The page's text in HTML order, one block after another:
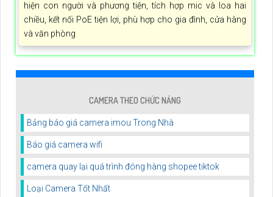
hiện con người và phương tiện, tích hợp mic và loa hai
chiều, kết nối PoE tiện lợi, phù hợp cho gia đình, cửa hàng
và văn phòng
CAMERA THEO CHỨC NĂNG
Bảng báo giá camera imou Trong Nhà
Báo giá camera wifi
camera quay lại quá trình đóng hàng shopee tiktok
Loại Camera Tốt Nhất